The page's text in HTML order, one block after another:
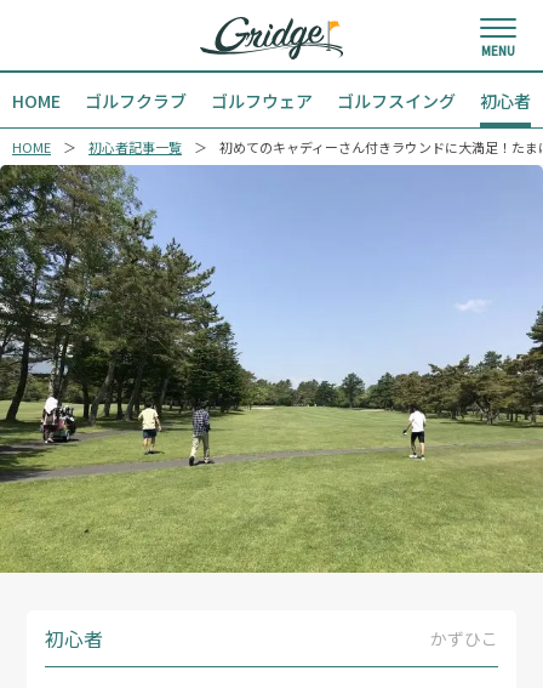
HOME ゴルフクラブ ゴルフウェア ゴルフスイング 初心者
HOME 初心者記事一覧 初めてのキャディーさん付きラウンドに大満足！た
初心者 かずひこ